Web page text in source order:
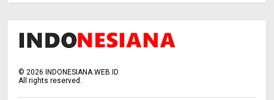
©2026 INDONESIANA.WEB.ID
All rights reserved.